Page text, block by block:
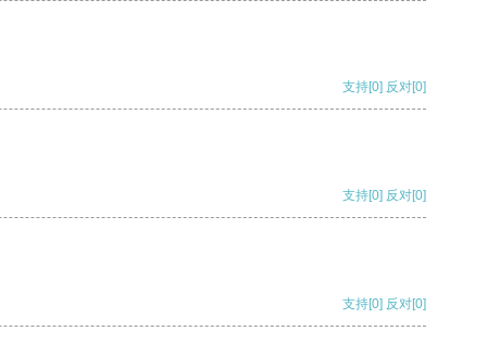
支持[0] 反对[0]
支持[0] 反对[0]
支持[0] 反对[0]